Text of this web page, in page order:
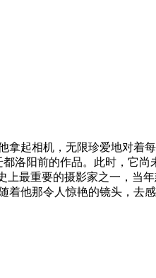
拿起相机，无限珍爱地对着
洛阳前的作品。此时，它
最重要的摄影家之一，当
他那令人惊艳的镜头，去